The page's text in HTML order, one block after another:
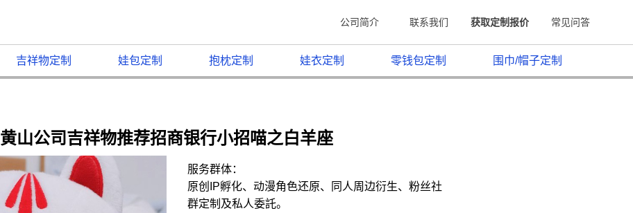
公司简介 联系我们 获取定制报价 常见问答
吉祥物定制 娃包定制 抱枕定制 娃衣定制 零钱包定制 围巾/帽子定制
黄山公司吉祥物推荐招商银行小招喵之白羊座
服务群体：
原创IP孵化、动漫角色还原、同人周边衍生、粉丝社
群定制及私人委託。